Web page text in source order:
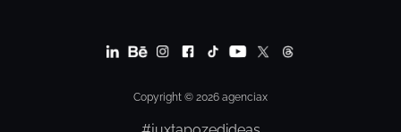
Copyright © 2026 agenciax